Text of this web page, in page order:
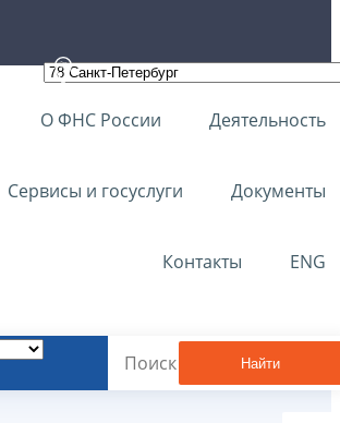
О ФНС России Деятельность
Сервисы и госуслуги Документы
Контакты ENG
Найти